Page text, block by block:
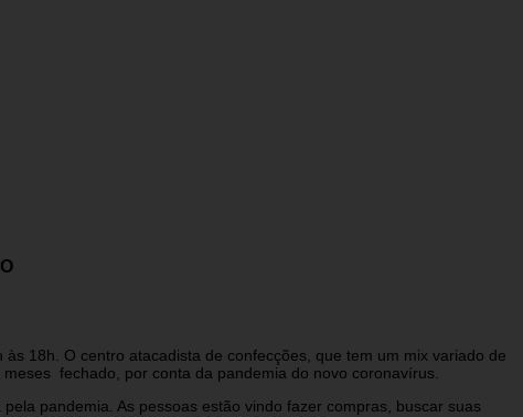
18h. O centro atacadista de confecções, que tem um mix variado de
fechado, por conta da pandemia do novo coronavírus.
pandemia. As pessoas estão vindo fazer compras, buscar suas